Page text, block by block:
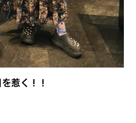
惹く！！